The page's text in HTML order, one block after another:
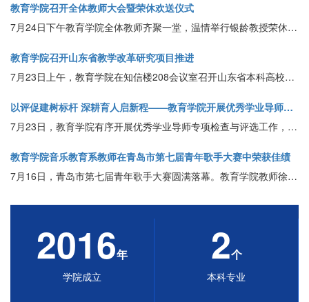
教育学院召开全体教师大会暨荣休欢送仪式
7月24日下午教育学院全体教师齐聚一堂，温情举行银龄教授荣休欢送仪式，致敬深耕教坛的前辈师者。
教育学院召开山东省教学改革研究项目推进
7月23日上午，教育学院在知信楼208会议室召开山东省本科高校教学改革研究项目推进会。
以评促建树标杆 深耕育人启新程——教育学院开展优秀学业导师检查评选工作
7月23日，教育学院有序开展优秀学业导师专项检查与评选工作，以精准考评赋能学风建设与人才培养高质量发展。
教育学院音乐教育系教师在青岛市第七届青年歌手大赛中荣获佳绩
7月16日，青岛市第七届青年歌手大赛圆满落幕。教育学院教师徐修霖荣获声乐民族组第三名；教师董宜儒在首次设立的AI创作组荣获第五名。同时，青岛黄海学院获评本次大赛组织奖。
2016年
学院成立
2个
本科专业